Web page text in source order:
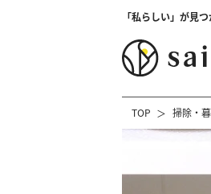
「私らしい」が見
TOP 掃除・